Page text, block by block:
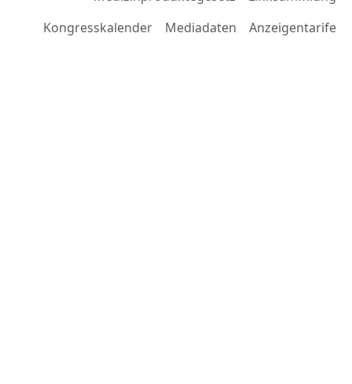
Kongresskalender
Mediadaten Anzeigentarife